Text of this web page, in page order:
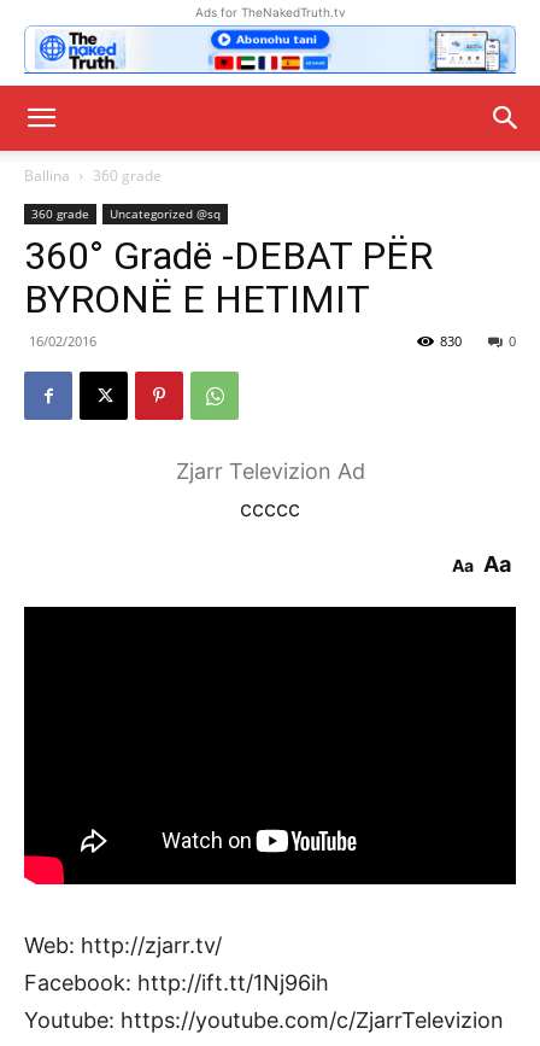
Ads for TheNakedTruth.tv
Ballina 360 grade
360 grade Uncategorized @sq
360° Gradë -DEBAT PËR
BYRONË E HETIMIT
16/02/2016 0
830
Zjarr Televizion Ad
ccccc
Aa Aa
Web: http://zjarr.tv/
Facebook: http://ift.tt/1Nj96ih
Youtube: https://youtube.com/c/ZjarrTelevizion